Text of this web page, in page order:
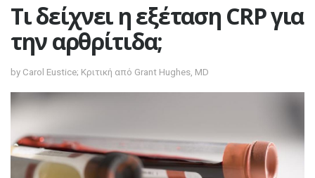
Τι δείχνει η εξέταση CRP για
την αρθρίτιδα;
by Carol Eustice; Κριτική από Grant Hughes, MD